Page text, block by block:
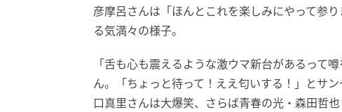
彦摩呂さんは「ほんとこれを楽しみにやって参
る気満々の様子。
「舌も心も震えるような激ウマ新台があるって
ん。「ちょっと待って！ええ匂いする！」とサ
口真里さんは大爆笑、さらば青春の光・森田哲